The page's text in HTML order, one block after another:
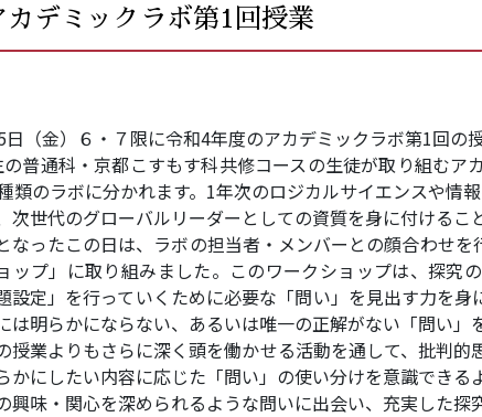
カデミックラボ第1回授業
（金）６・７限に令和4年度のアカデミックラボ第1回の
普通科・京都こすもす科共修コースの生徒が取り組むア
類のラボに分かれます。1年次のロジカルサイエンスや情
次世代のグローバルリーダーとしての資質を身に付けるこ
なったこの日は、ラボの担当者・メンバーとの顔合わせ
ップ」に取り組みました。このワークショップは、探究
設定」を行っていくために必要な「問い」を見出す力を
は明らかにならない、あるいは唯一の正解がない「問い」
授業よりもさらに深く頭を働かせる活動を通して、批判
かにしたい内容に応じた「問い」の使い分けを意識できる
興味・関心を深められるような問いに出会い、充実した探